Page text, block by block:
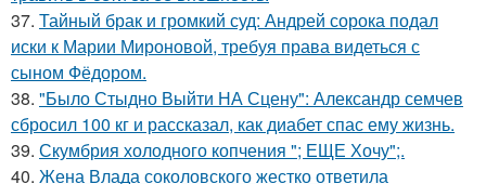
37. Тайный брак и громкий суд: Андрей сорока подал
иски к Марии Мироновой, требуя права видеться с
сыном Фёдором.
38. "Было Стыдно Выйти НА Сцену": Александр семчев
сбросил 100 кг и рассказал, как диабет спас ему жизнь.
39. Скумбрия холодного копчения "; ЕЩЕ Хочу";.
40. Жена Влада соколовского жестко ответила